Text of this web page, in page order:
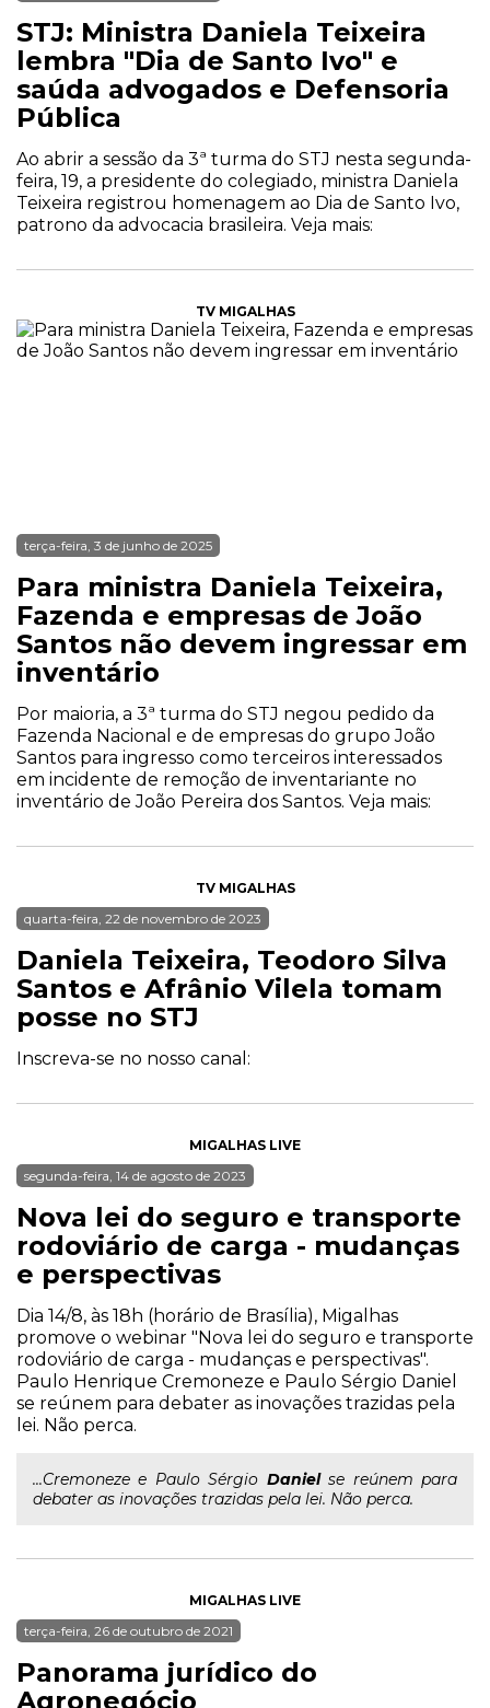
STJ: Ministra Daniela Teixeira
lembra "Dia de Santo Ivo" e
saúda advogados e Defensoria
Pública
Ao abrir a sessão da 3ª turma do STJ nesta segunda-
feira, 19, a presidente do colegiado, ministra Daniela
Teixeira registrou homenagem ao Dia de Santo Ivo,
patrono da advocacia brasileira. Veja mais:
TV MIGALHAS
terça-feira, 3 de junho de 2025
Para ministra Daniela Teixeira,
Fazenda e empresas de João
Santos não devem ingressar em
inventário
Por maioria, a 3ª turma do STJ negou pedido da
Fazenda Nacional e de empresas do grupo João
Santos para ingresso como terceiros interessados
em incidente de remoção de inventariante no
inventário de João Pereira dos Santos. Veja mais:
TV MIGALHAS
quarta-feira, 22 de novembro de 2023
Daniela Teixeira, Teodoro Silva
Santos e Afrânio Vilela tomam
posse no STJ
Inscreva-se no nosso canal:
MIGALHAS LIVE
segunda-feira, 14 de agosto de 2023
Nova lei do seguro e transporte
rodoviário de carga - mudanças
e perspectivas
Dia 14/8, às 18h (horário de Brasília), Migalhas
promove o webinar "Nova lei do seguro e transporte
rodoviário de carga - mudanças e perspectivas".
Paulo Henrique Cremoneze e Paulo Sérgio Daniel
se reúnem para debater as inovações trazidas pela
lei. Não perca.
...Cremoneze e Paulo Sérgio Danielse reúnem para
debater as inovações trazidas pela lei. Não perca.
MIGALHAS LIVE
terça-feira, 26 de outubro de 2021
Panorama jurídico do
Agronegócio